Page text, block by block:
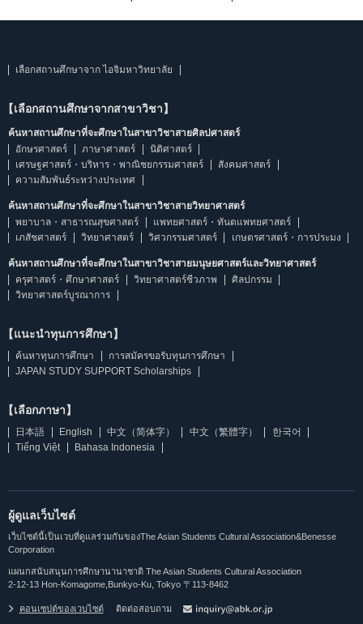
เลือกสถานศึกษาจาก ไอจิมหาวิทยาลัย
【เลือกสถานศึกษาจากสาขาวิชา】
ค้นหาสถานศึกษาที่จะศึกษาในสาขาวิชาสายศิลปศาสตร์
อักษรศาสตร์
ภาษาศาสตร์
นิติศาสตร์
เศรษฐศาสตร์・บริหาร・พาณิชยกรรมศาสตร์
สังคมศาสตร์
ความสัมพันธ์ระหว่างประเทศ
ค้นหาสถานศึกษาที่จะศึกษาในสาขาวิชาสายวิทยาศาสตร์
พยาบาล・สาธารณสุขศาสตร์
แพทยศาสตร์・ทันตแพทยศาสตร์
เภสัชศาสตร์
วิทยาศาสตร์ วิศวกรรมศาสตร์ เกษตรศาสตร์・การประมง
ค้นหาสถานศึกษาที่จะศึกษาในสาขาวิชาสายมนุษยศาสตร์และวิทยาศาสตร์
ครุศาสตร์・ศึกษาศาสตร์
วิทยาศาสตร์ชีวภาพ
ศิลปกรรม
วิทยาศาสตร์บูรณาการ
【แนะนำทุนการศึกษา】
ค้นหาทุนการศึกษา
การสมัครขอรับทุนการศึกษา
JAPAN STUDY SUPPORT Scholarships
【เลือกภาษา】
日本語 English 中文（简体字） 中文（繁體字）
한국어
Tiếng Việt
Bahasa Indonesia
ผู้ดูแลเว็บไซต์
เว็บไซต์นี้เป็นเวบที่ดูแลร่วมกันของThe Asian Students Cultural Association&Benesse
Corporation
แผนกสนับสนุนการศึกษานานาชาติ The Asian Students Cultural Association
2-12-13 Hon-Komagome,Bunkyo-Ku, Tokyo 〒113-8462
คอนเซปต์ของเวบไซต์ ติดต่อสอบถาม